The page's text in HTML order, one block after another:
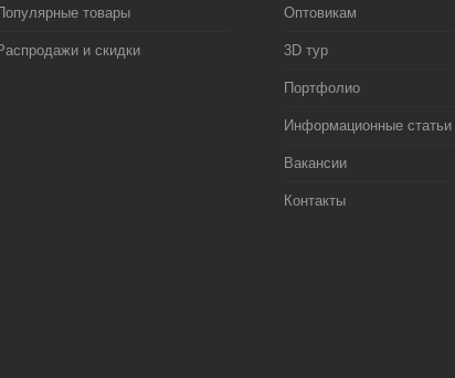
товары
и скидки
Оптовикам
3D тур
Портфолио
Информационные статьи
Вакансии
Контакты